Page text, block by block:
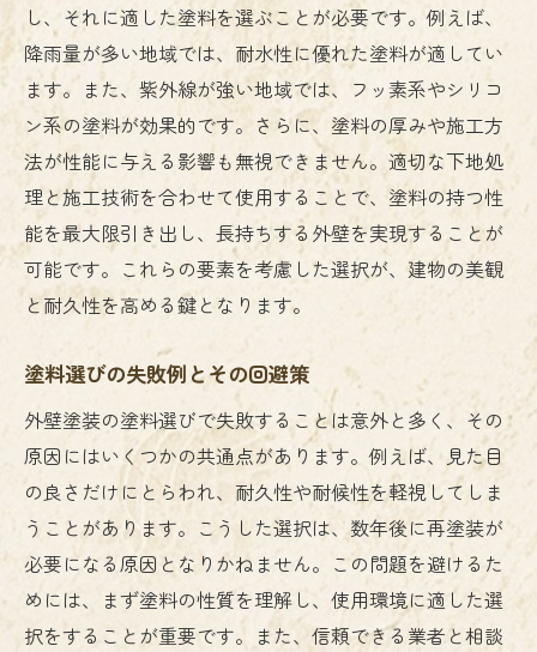
し、それに適した塗料を選ぶことが必要です。例えば、
降雨量が多い地域では、耐水性に優れた塗料が適してい
ます。また、紫外線が強い地域では、フッ素系やシリコ
ン系の塗料が効果的です。さらに、塗料の厚みや施工方
法が性能に与える影響も無視できません。適切な下地処
理と施工技術を合わせて使用することで、塗料の持つ性
能を最大限引き出し、長持ちする外壁を実現することが
可能です。これらの要素を考慮した選択が、建物の美観
と耐久性を高める鍵となります。
塗料選びの失敗例とその回避策
外壁塗装の塗料選びで失敗することは意外と多く、その
原因にはいくつかの共通点があります。例えば、見た目
の良さだけにとらわれ、耐久性や耐候性を軽視してしま
うことがあります。こうした選択は、数年後に再塗装が
必要になる原因となりかねません。この問題を避けるた
めには、まず塗料の性質を理解し、使用環境に適した選
択をすることが重要です。また、信頼できる業者と相談